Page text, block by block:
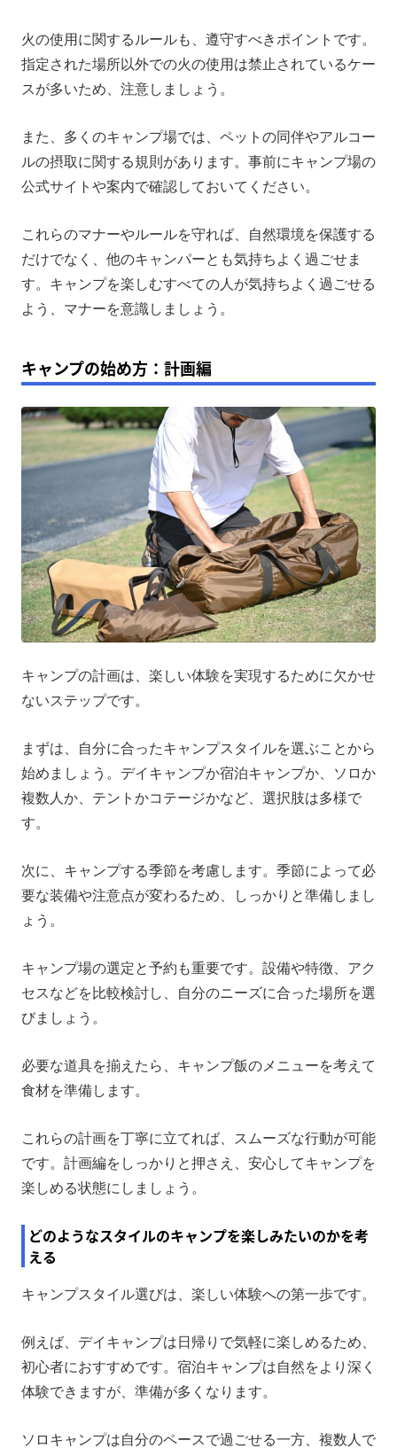
火の使用に関するルールも、遵守すべきポイントです。
指定された場所以外での火の使用は禁止されているケー
スが多いため、注意しましょう。
また、多くのキャンプ場では、ペットの同伴やアルコー
ルの摂取に関する規則があります。事前にキャンプ場の
公式サイトや案内で確認しておいてください。
これらのマナーやルールを守れば、自然環境を保護する
だけでなく、他のキャンパーとも気持ちよく過ごせま
す。キャンプを楽しむすべての人が気持ちよく過ごせる
よう、マナーを意識しましょう。
キャンプの始め方：計画編
キャンプの計画は、楽しい体験を実現するために欠かせ
ないステップです。
まずは、自分に合ったキャンプスタイルを選ぶことから
始めましょう。デイキャンプか宿泊キャンプか、ソロか
複数人か、テントかコテージかなど、選択肢は多様で
す。
次に、キャンプする季節を考慮します。季節によって必
要な装備や注意点が変わるため、しっかりと準備しまし
ょう。
キャンプ場の選定と予約も重要です。設備や特徴、アク
セスなどを比較検討し、自分のニーズに合った場所を選
びましょう。
必要な道具を揃えたら、キャンプ飯のメニューを考えて
食材を準備します。
これらの計画を丁寧に立てれば、スムーズな行動が可能
です。計画編をしっかりと押さえ、安心してキャンプを
楽しめる状態にしましょう。
どのようなスタイルのキャンプを楽しみたいのかを考
える
キャンプスタイル選びは、楽しい体験への第一歩です。
例えば、デイキャンプは日帰りで気軽に楽しめるため、
初心者におすすめです。宿泊キャンプは自然をより深く
体験できますが、準備が多くなります。
ソロキャンプは自分のペースで過ごせる一方、複数人で